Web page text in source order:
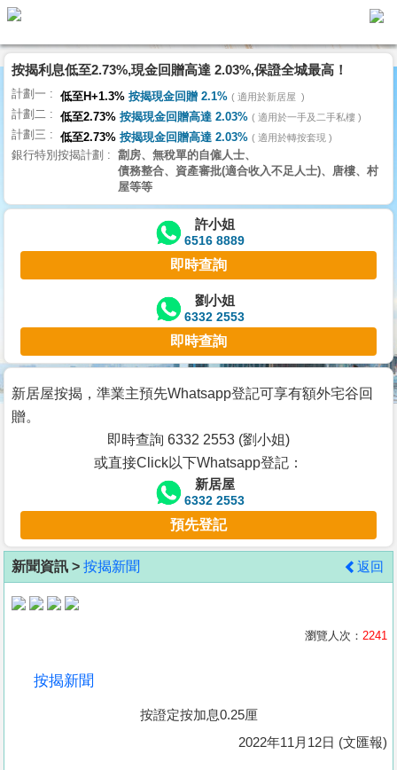
代
理
主
頁
搵
樓/
交
業
主
宅
谷
按
客
地
產
按揭利息低至2.73%,現金回贈高達 2.03%,保證全城最高！
計劃一 低至H+1.3% 按揭現金回贈 2.1% 適用於新居屋
計劃二 低至2.73% 按揭現金回贈高達 2.03% 適用於一手及二手私樓
計劃三 低至2.73% 按揭現金回贈高達 2.03% 適用於轉按套現
銀行特別按揭計劃
劏房、無稅單的自僱人士、
債務整合、資產審批(適合收入不足人士)、唐樓、村
屋等等
許小姐
6516 8889
即時查詢
劉小姐
6332 2553
即時查詢
新居屋按揭，準業主預先Whatsapp登記可享有額外宅谷回
贈。
即時查詢 6332 2553 (劉小姐)
或直接Click以下Whatsapp登記：
新居屋
6332 2553
預先登記
新聞資訊 > 按揭新聞 返回
瀏覽人次： 2241
按揭新聞
按證定按加息0.25厘
2022年11月12日 (文匯報)